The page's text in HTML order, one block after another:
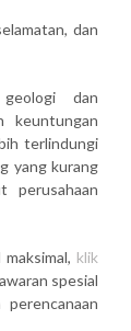
dan
geologi dan
keuntungan
terlindungi
yang kurang
perusahaan
klik
spesial